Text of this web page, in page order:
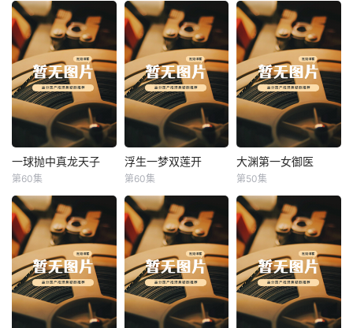
一球抛中真龙天子
一球抛中真龙天子
第60集
浮生一梦双莲开
浮生一梦双莲开
第60集
大渊第一女御医
大渊第一女御医
第50集